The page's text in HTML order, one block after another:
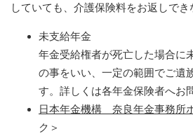
していても、介護保険料をお返しでき
未支給年金
年金受給権者が死亡した場合に
の事をいい、一定の範囲でご遺
す。詳しくは各年金保険者へお
日本年金機構 奈良年金事務所
ク＞